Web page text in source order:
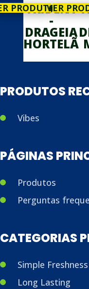
TRIDENT
-
DRAGEIA
HORTELÃ
PRODUTOVER
PRODUTOS
Vibes
PÁGINAS
Produtos
Perguntas
CATEGORIAS
Simple Freshness
Long Lasting